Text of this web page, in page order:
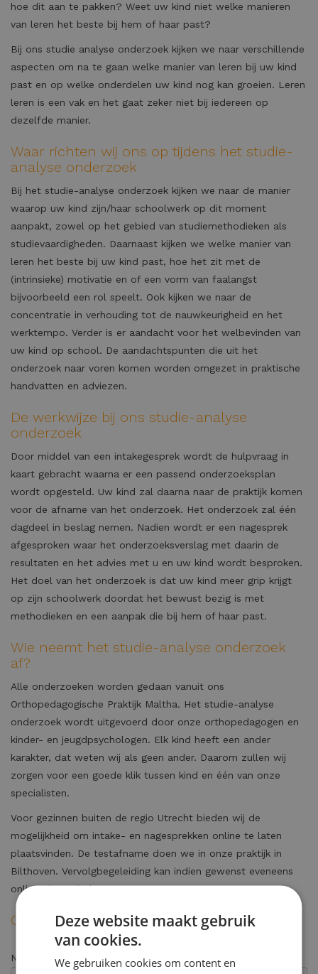
hoe dit aan te pakken? Weet uw kind niet welke manieren
van leren het beste bij hem of haar past?
Bij ons studie analyse onderzoek kijken we naar verschillende
aspecten om na te gaan welke manier van leren bij uw kind
past en op welke onderdelen uw kind nog kan groeien. Leren
leren is een vak en het gaat zeker niet bij iedereen op
dezelfde manier.
Waar richten wij ons op tijdens het studie-
analyse onderzoek
Bij het studie-analyse onderzoek kijken we naar de manier
waarop uw kind zijn/haar schoolwerk op dit moment
aanpakt, zowel op het gebied van studiemethodieken als
studievaardigheden. Daarnaast kijken we welke manier van
leren het beste bij uw kind past, hoe het zit met de
(intrinsieke) motivatie en of een vorm van faalangst
bijvoorbeeld een rol speelt. Ook kijken we naar de
concentratie in verhouding tot de nauwkeurigheid en het
werktempo. Verder is er aandacht voor het welbevinden van
uw kind op school. De aandachtspunten die uit het
onderzoek naar voren komen worden omgezet in praktische
handvatten en adviezen.
De werkwijze bij ons studie-analyse
onderzoek
Door middel van een intakegesprek wordt de hulpvraag in
kaart gebracht waarna er een passend onderzoeksplan
wordt opgesteld. Uw kind zal daarna naar de praktijk komen
voor de afname van het onderzoek. Het onderzoek zal één
dagdeel in beslag nemen. Nadien wordt er een nagesprek
afgesproken waar het onderzoeksverslag met daarin de
resultaten en het advies met u en uw kind wordt besproken.
Het doel van het onderzoek is dat uw kind meer grip krijgt
op zijn schoolwerk doordat het bewust bezig is met
methodieken en een aanpak die bij hem of haar past.
Wie neemt het studie-analyse onderzoek
af?
Alle onderzoeken worden gedaan vanuit ons
Orthopedagogische Praktijk Maltha. Het studie-analyse
onderzoek wordt uitgevoerd door onze orthopedagogen en
kinder- en jeugdpsychologen. Elk kind heeft een ander
karakter, dat weten wij als geen ander. Daarom zullen wij
zorgen voor een goede klik tussen kind en één van onze
specialisten.
Voor gezinnen buiten de regio Utrecht bieden wij de
mogelijkheid om intake- en nagesprekken online te laten
plaatsvinden. De testafname doen we in onze praktijk in
Bilthoven. Vervolgbegeleiding kan indien gewenst eveneens
online plaatsvinden.
Contactformulier
Naam (ouder) *
Deze website maakt gebruik
van cookies.
We gebruiken cookies om content en